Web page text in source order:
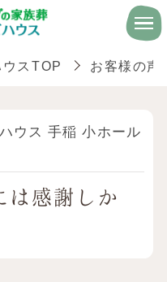
スTOP お客様の声
ウス 手稲 小ホール
は感謝しか